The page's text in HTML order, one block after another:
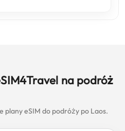
na podróż
plany eSIM do podróży po Laos.